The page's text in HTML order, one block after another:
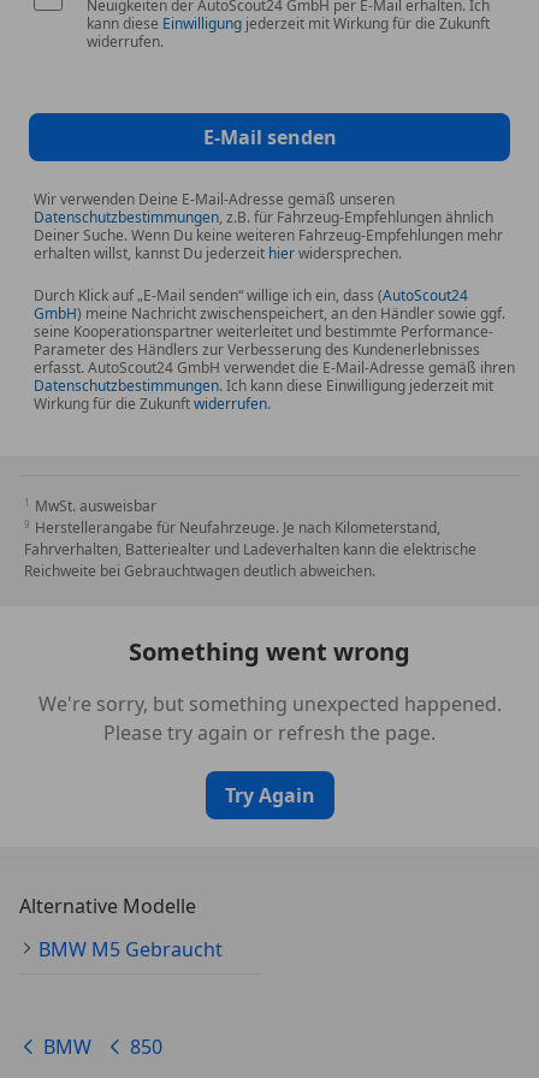
Drehmoment: 450 Nmbei 4.100 U/min
Einspritzung:
vollelektronisch, zwei getrennte
zwei Luftmassenmesser, zwei Zündsysteme –
faktisch wie zwei parallel laufende Reihensechser.
0–100 km/h:ca.6,8 Sekunden(mit Automatik)
Höchstgeschwindigkeit:elektronisch begrenzt
Getriebe:meist4-Stufen-Automatik, selten 6-
Gang-Schaltgetriebe (nicht im 1991er 850i
erhältlich, erst später beim 850Ci)
Der V12 bot keinen aggressiven Rennsportcharakter,
sondern einen souveränen, butterweichen Schub –
Der 850i war mit High-End-Technik ausgestattet, die
Anfang der 90er ihresgleichen suchte:
Fahrwerk
Mehrlenkeraufhängung
den tief montierten Motor (nahezu ideale
Achslastverteilung)
CAN-Bus-ähnlicher Bordelektronik
ASC+T (Traktionskontrolle)optional
Ab Werk oft mitNiveauregulierung
Hinterachse
Innenraum & Ausstattung
Cockpit
Neuigkeiten der AutoScout24 GmbH per E-Mail erhalten. Ich
kann diese Einwilligung jederzeit mit Wirkung für die Zukunft
widerrufen.
E-Mail senden
Wir verwenden Deine E-Mail-Adresse gemäß unseren
Datenschutzbestimmungen, z.B. für Fahrzeug-Empfehlungen ähnlich
Deiner Suche. Wenn Du keine weiteren Fahrzeug-Empfehlungen mehr
erhalten willst, kannst Du jederzeit hierwidersprechen.
Durch Klick auf „E-Mail senden“ willige ich ein, dass (AutoScout24
GmbH) meine Nachricht zwischenspeichert, an den Händler sowie ggf.
seine Kooperationspartner weiterleitet und bestimmte Performance-
Parameter des Händlers zur Verbesserung des Kundenerlebnisses
erfasst. AutoScout24 GmbH verwendet die E-Mail-Adresse gemäß ihren
Datenschutzbestimmungen. Ich kann diese Einwilligung jederzeit mit
Wirkung für die Zukunftwiderrufen.
MwSt. ausweisbar
Herstellerangabe für Neufahrzeuge. Je nach Kilometerstand,
Fahrverhalten, Batteriealter und Ladeverhalten kann die elektrische
Reichweite bei Gebrauchtwagen deutlich abweichen.
Something went wrong
We're sorry, but something unexpected happened.
Please try again or refresh the page.
Try Again
Alternative Modelle
BMW M5 Gebraucht
BMW 850